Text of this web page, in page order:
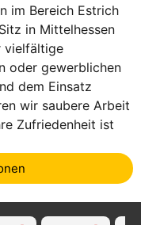
im Bereich Estrich
in Mittelhessen
vielfältige
oder gewerblichen
dem Einsatz
wir saubere Arbeit
Zufriedenheit ist